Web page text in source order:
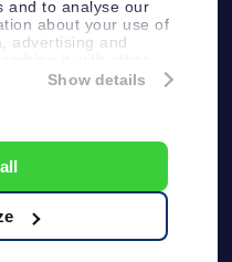
and to analyse our
about your use of
advertising and
to them or that
Show details
개인정보보호 정책
및 면책 조항